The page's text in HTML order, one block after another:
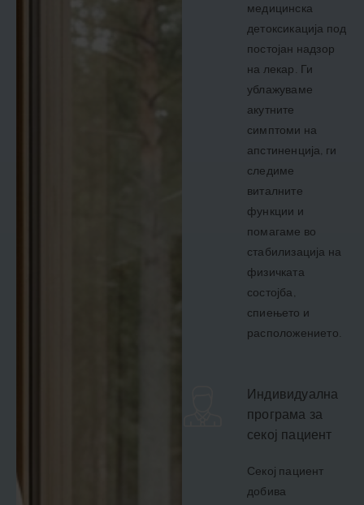
медицинска
детоксикација под
постојан надзор
на лекар. Ги
ублажуваме
акутните
симптоми на
апстиненција, ги
следиме
виталните
функции и
помагаме во
стабилизација на
физичката
состојба,
спиењето и
расположението.
Индивидуална
програма за
секој пациент
Секој пациент
добива